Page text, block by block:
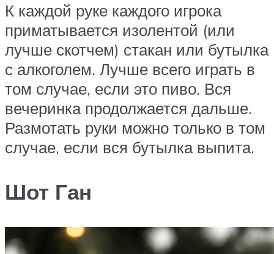
К каждой руке каждого игрока
приматывается изолентой (или
лучше скотчем) стакан или бутылка
с алкоголем. Лучше всего играть в
том случае, если это пиво. Вся
вечеринка продолжается дальше.
Размотать руки можно только в том
случае, если вся бутылка выпита.
Шот Ган